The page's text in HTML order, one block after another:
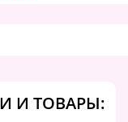
И ТОВАРЫ: